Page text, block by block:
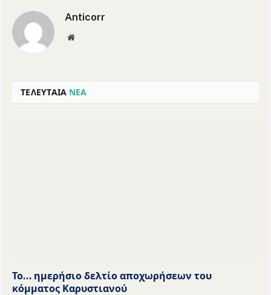
Anticorr
Website
ΤΕΛΕΥΤΑΙΑ ΝΕΑ
Το… ημερήσιο δελτίο αποχωρήσεων του
κόμματος Καρυστιανού